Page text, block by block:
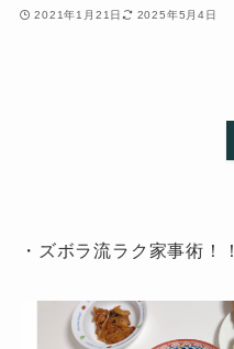
2021年1月21日 2025年5月4日
・ズボラ流ラク家事術！！